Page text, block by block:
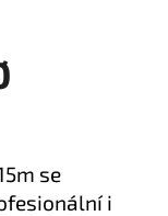
se
i